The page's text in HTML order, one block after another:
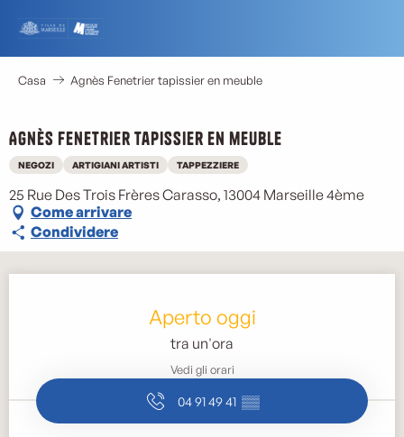
contenu
principal
Casa Agnès Fenetrier tapissier en meuble
Agnès Fenetrier tapissier en meuble
NEGOZI ARTIGIANI ARTISTI TAPPEZZIERE
25 Rue Des Trois Frères Carasso, 13004 Marseille 4ème
Come arrivare
Condividere
Aperto oggi
tra un'ora
Vedi gli orari
04 91 49 41 ▒▒